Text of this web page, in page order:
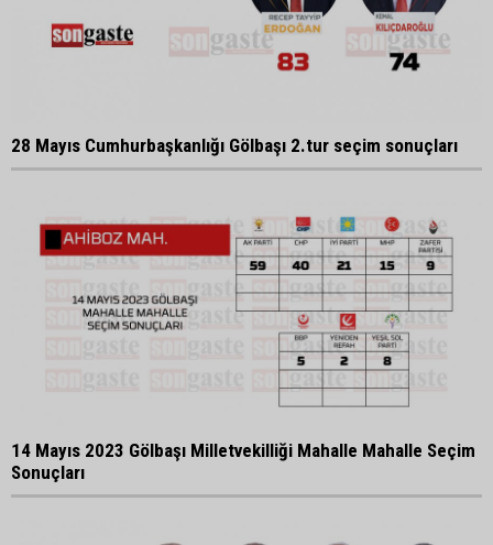
28 Mayıs Cumhurbaşkanlığı Gölbaşı 2.tur seçim sonuçları
14 Mayıs 2023 Gölbaşı Milletvekilliği Mahalle Mahalle Seçim
Sonuçları